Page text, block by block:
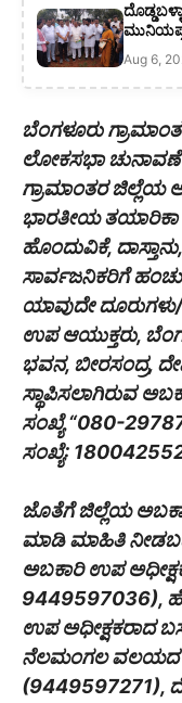
Aug 6,
ಬೆಂಗಳೂರು
ಲೋಕಸಭಾ
ಗ್ರಾಮಾಂತರ ಜಿಲ್ಲೆಯ
ಭಾರತೀಯ ತಯಾರಿಕಾ
ಹೊಂದುವಿಕೆ,
ಸಾರ್ವಜನಿಕರಿಗೆ
ಯಾವುದೇ
ಉಪ ಆಯುಕ್ತರು,
ಭವನ, ಬೀರಸಂದ್ರ,
ಸ್ಥಾಪಿಸಲಾಗಿರುವ
ಸಂಖ್ಯೆ “080-
ಸಂಖ್ಯೆ:
ಜೊತೆಗೆ ಜಿಲ್ಲೆಯ
ಮಾಡಿ ಮಾಹಿತಿ
ಅಬಕಾರಿ ಉಪ
9449597036),
ಉಪ ಅಧೀಕ್ಷಕರಾದ
ನೆಲಮಂಗಲ ವಲಯದ
(9449597271),